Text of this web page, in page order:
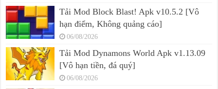
Tải Mod Block Blast! Apk v10.5.2 [Vô
hạn điểm, Không quảng cáo]
06/08/2026
Tải Mod Dynamons World Apk v1.13.09
[Vô hạn tiền, đá quý]
06/08/2026